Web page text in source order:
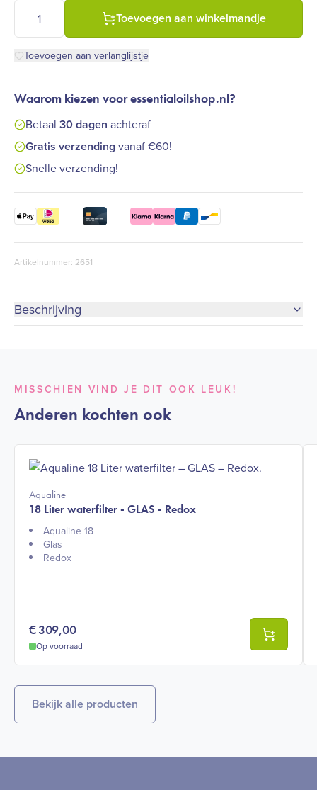
WS-7 drieweg kraan aantal
Toevoegen aan winkelmandje
Toevoegen aan verlanglijstje
Waarom kiezen voor essentialoilshop.nl?
Betaal 30 dagen achteraf
Gratis verzendingvanaf €60!
Snelle verzending!
Artikelnummer: 2651
Beschrijving
MISSCHIEN VIND JE DIT OOK LEUK!
Anderen kochten ook
Aqualine
18 Liter waterfilter - GLAS - Redox
Aqualine 18
Glas
Redox
€309,00
Op voorraad
Bekijk alle producten